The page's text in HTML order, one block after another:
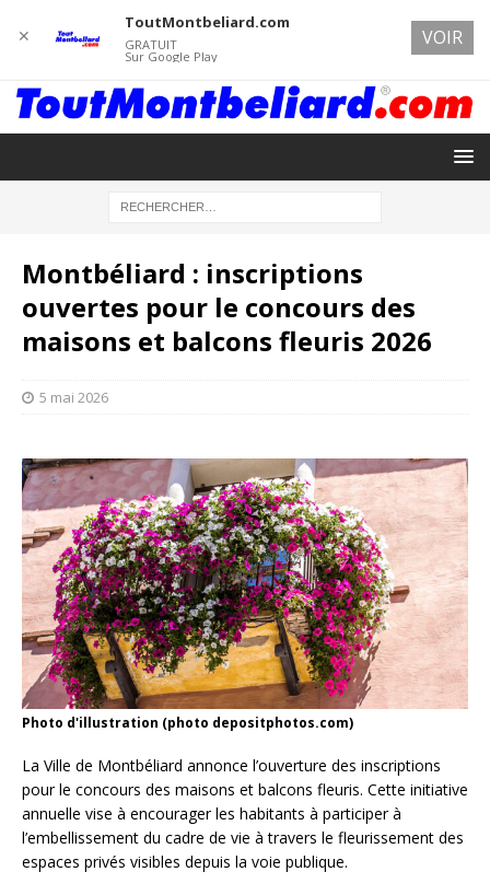
Montbéliard : inscriptions
ouvertes pour le concours des
maisons et balcons fleuris 2026
5 mai 2026
Photo d'illustration (photo depositphotos.com)
La Ville de Montbéliard annonce l’ouverture des inscriptions
pour le concours des maisons et balcons fleuris. Cette initiative
annuelle vise à encourager les habitants à participer à
l’embellissement du cadre de vie à travers le fleurissement des
espaces privés visibles depuis la voie publique.
✕
ToutMontbeliard.com
GRATUIT
Sur Google Play
VOIR